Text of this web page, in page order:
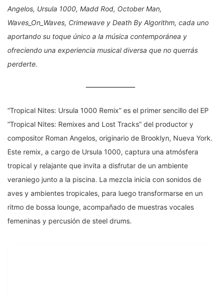
Angelos, Ursula 1000, Madd Rod, October Man,
Waves_On_Waves, Crimewave y Death By Algorithm, cada uno
aportando su toque único a la música contemporánea y
ofreciendo una experiencia musical diversa que no querrás
perderte.
“Tropical Nites: Ursula 1000 Remix” es el primer sencillo del EP
“Tropical Nites: Remixes and Lost Tracks” del productor y
compositor Roman Angelos, originario de Brooklyn, Nueva York.
Este remix, a cargo de Ursula 1000, captura una atmósfera
tropical y relajante que invita a disfrutar de un ambiente
veraniego junto a la piscina. La mezcla inicia con sonidos de
aves y ambientes tropicales, para luego transformarse en un
ritmo de bossa lounge, acompañado de muestras vocales
femeninas y percusión de steel drums.